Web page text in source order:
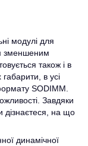
модулі для
зменшеним
також і в
габарити, в усі
SODIMM.
Завдяки
дізнаєтеся, на що
динамічної